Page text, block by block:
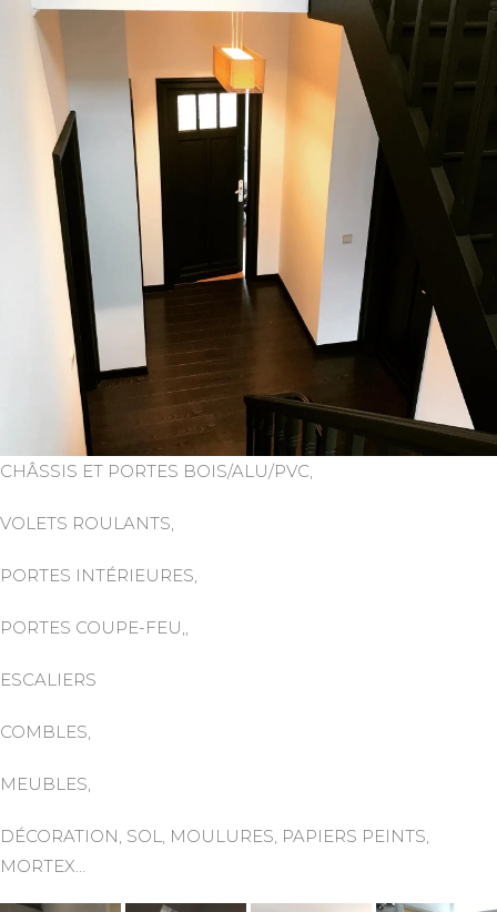
CHÂSSIS ET PORTES BOIS/ALU/PVC,
VOLETS ROULANTS,
PORTES INTÉRIEURES,
PORTES COUPE-FEU,,
ESCALIERS
COMBLES,
MEUBLES,
DÉCORATION, SOL, MOULURES, PAPIERS PEINTS,
MORTEX…